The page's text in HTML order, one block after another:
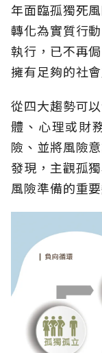
年面臨孤獨死
轉化為實質行
執行，已不再
擁有足夠的社
從四大趨勢可
體、心理或財
險、並將風險
發現，主觀孤
風險準備的重